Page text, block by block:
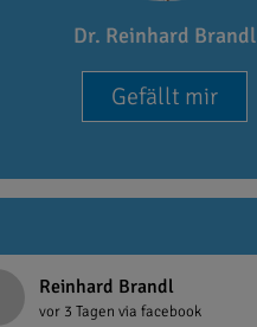
Dr. Reinhard Brandl
Gefällt mir
Reinhard Brandl
vor 3 Tagen via facebook